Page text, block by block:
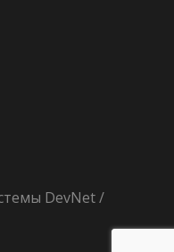
DevNet /